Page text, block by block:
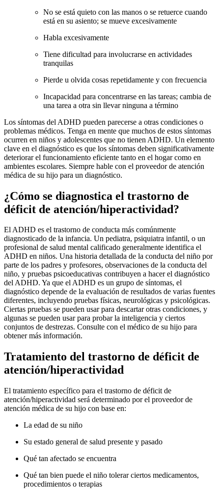
No se está quieto con las manos o se retuerce cuando
está en su asiento; se mueve excesivamente
Habla excesivamente
Tiene dificultad para involucrarse en actividades
tranquilas
Pierde u olvida cosas repetidamente y con frecuencia
Incapacidad para concentrarse en las tareas; cambia de
una tarea a otra sin llevar ninguna a término
Los síntomas del ADHD pueden parecerse a otras condiciones o
problemas médicos. Tenga en mente que muchos de estos síntomas
ocurren en niños y adolescentes que no tienen ADHD. Un elemento
clave en el diagnóstico es que los síntomas deben significativamente
deteriorar el funcionamiento eficiente tanto en el hogar como en
ambientes escolares. Siempre hable con el proveedor de atención
médica de su hijo para un diagnóstico.
¿Cómo se diagnostica el trastorno de
déficit de atención/hiperactividad?
El ADHD es el trastorno de conducta más comúnmente
diagnosticado de la infancia. Un pediatra, psiquiatra infantil, o un
profesional de salud mental calificado generalmente identifica el
ADHD en niños. Una historia detallada de la conducta del niño por
parte de los padres y profesores, observaciones de la conducta del
niño, y pruebas psicoeducativas contribuyen a hacer el diagnóstico
del ADHD. Ya que el ADHD es un grupo de síntomas, el
diagnóstico depende de la evaluación de resultados de varias fuentes
diferentes, incluyendo pruebas físicas, neurológicas y psicológicas.
Ciertas pruebas se pueden usar para descartar otras condiciones, y
algunas se pueden usar para probar la inteligencia y ciertos
conjuntos de destrezas. Consulte con el médico de su hijo para
obtener más información.
Tratamiento del trastorno de déficit de
atención/hiperactividad
El tratamiento específico para el trastorno de déficit de
atención/hiperactividad será determinado por el proveedor de
atención médica de su hijo con base en:
La edad de su niño
Su estado general de salud presente y pasado
Qué tan afectado se encuentra
Qué tan bien puede el niño tolerar ciertos medicamentos,
procedimientos o terapias